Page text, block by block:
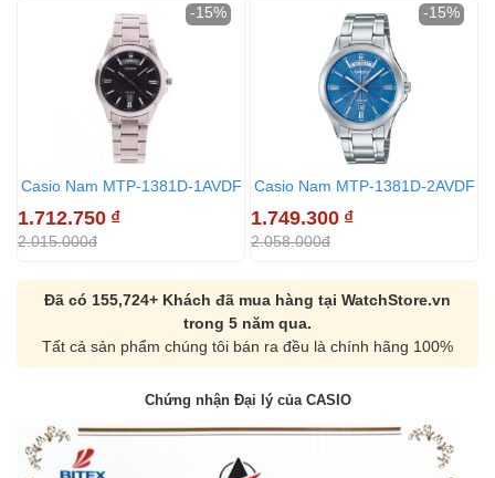
Casio Nam MTP-1381D-1AVDF
1.712.750 ₫
2.015.000đ
-15%
Casio Nam MTP-1381D-2AVDF
1.749.300 ₫
2.058.000đ
-15%
Đã có 155,724+ Khách đã mua hàng tại WatchStore.vn
trong 5 năm qua.
Tất cả sản phẩm chúng tôi bán ra đều là chính hãng 100%
Chứng nhận Đại lý của CASIO